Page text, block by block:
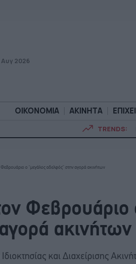
2026
ΟΙΚΟΝΟΜΙΑ ΑΚΙΝΗΤΑ
TRENDS:
ΟΙΚΟΝΟΜΙΑ
ο “μεγάλος αδελφός” στην αγορά ακινήτων
Φεβρουάριο
ακινήτων
και Διαχείρισης